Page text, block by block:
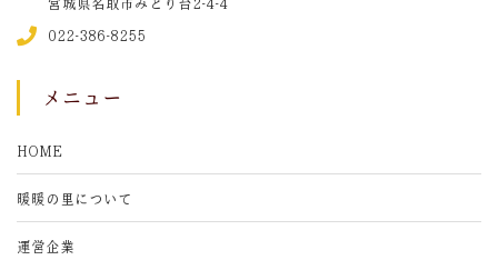
022-386-8255
メニュー
HOME
暖暖の里について
運営企業